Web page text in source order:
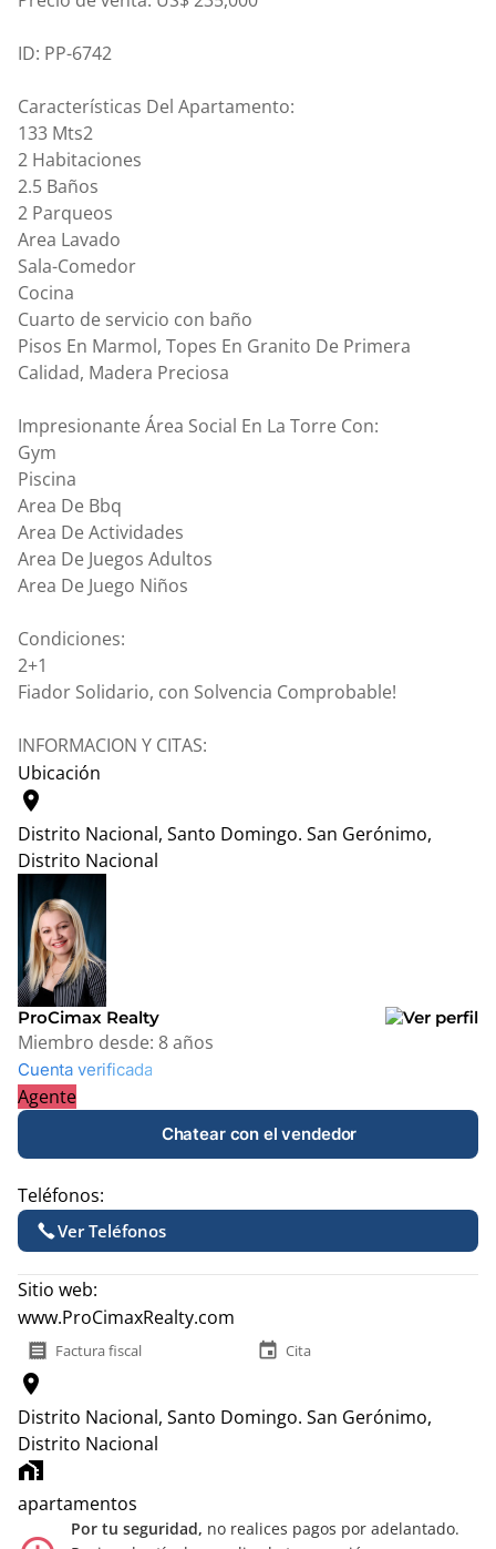
ID: PP-6742
Características Del Apartamento:
133 Mts2
2 Habitaciones
2.5 Baños
2 Parqueos
Area Lavado
Sala-Comedor
Cocina
Cuarto de servicio con baño
Pisos En Marmol, Topes En Granito De Primera
Calidad, Madera Preciosa
Impresionante Área Social En La Torre Con:
Gym
Piscina
Area De Bbq
Area De Actividades
Area De Juegos Adultos
Area De Juego Niños
Condiciones:
2+1
Fiador Solidario, con Solvencia Comprobable!
INFORMACION Y CITAS:
Ubicación
location_on
Distrito Nacional, Santo Domingo. San Gerónimo,
Distrito Nacional
+
−
ProCimax Realty
Miembro desde: 8 años
Cuenta verificada
Agente
Chatear con el vendedor
Teléfonos:
Ver Teléfonos
Sitio web:
www.ProCimaxRealty.com
receipt Factura fiscal event Cita
location_on
Distrito Nacional, Santo Domingo. San Gerónimo,
Distrito Nacional
home_work
apartamentos
Por tu seguridad, no realices pagos por adelantado.